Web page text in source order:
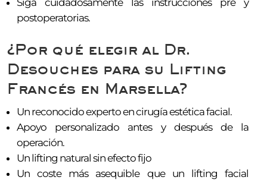
postoperatorias.
¿Por qué elegir al Dr.
Desouches para su Lifting
Francés en Marsella?
Un reconocido experto en cirugía estética facial.
Apoyo personalizado antes y después de la
operación.
Un lifting natural sin efecto fijo
Un coste más asequible que un lifting facial